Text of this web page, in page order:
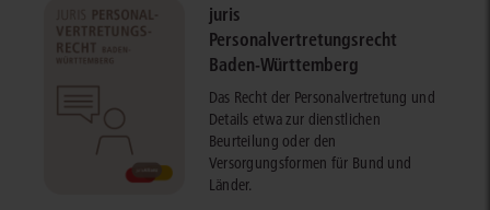
juris
Personalvertretungsrecht
Baden-Württemberg
Das Recht der Personalvertretung und
Details etwa zur dienstlichen
Beurteilung oder den
Versorgungsformen für Bund und
Länder.